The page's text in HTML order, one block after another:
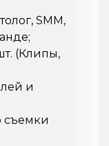
SMM,
(Клипы,
и
съемки